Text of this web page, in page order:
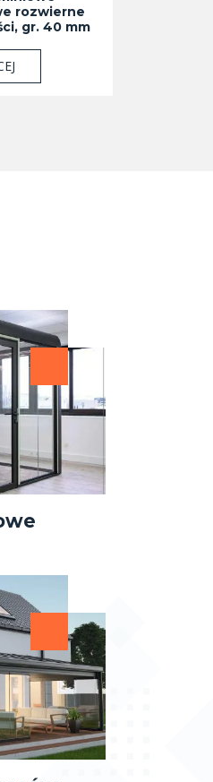
rozwierne
gr. 40 mm